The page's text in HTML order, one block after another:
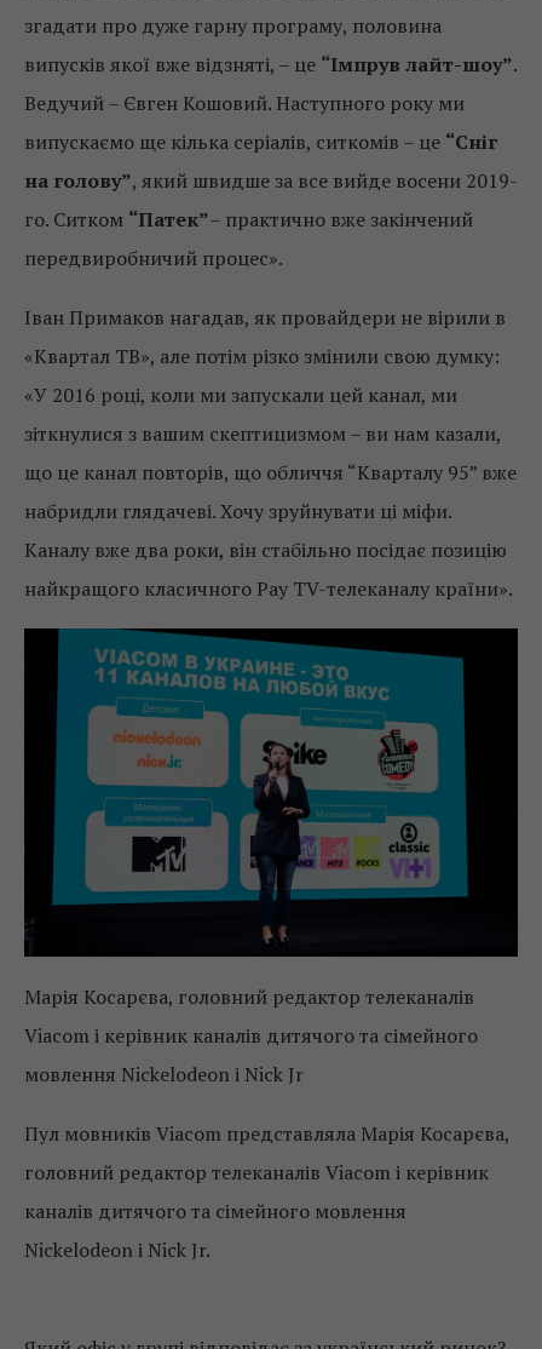
згадати про дуже гарну програму, половина
випусків якої вже відзняті, – це “Імпрув лайт-шоу”.
Ведучий – Євген Кошовий. Наступного року ми
випускаємо ще кілька серіалів, ситкомів – це “Сніг
на голову”, який швидше за все вийде восени 2019-
го. Ситком “Патек”– практично вже закінчений
передвиробничий процес».
Іван Примаков нагадав, як провайдери не вірили в
«Квартал ТВ», але потім різко змінили свою думку:
«У 2016 році, коли ми запускали цей канал, ми
зіткнулися з вашим скептицизмом – ви нам казали,
що це канал повторів, що обличчя “Кварталу 95” вже
набридли глядачеві. Хочу зруйнувати ці міфи.
Каналу вже два роки, він стабільно посідає позицію
найкращого класичного Pay TV-телеканалу країни».
Марія Косарєва, головний редактор телеканалів
Viacom і керівник каналів дитячого та сімейного
мовлення Nickelodeon і Nick Jr
Пул мовників Viacom представляла Марія Косарєва,
головний редактор телеканалів Viacom і керівник
каналів дитячого та сімейного мовлення
Nickelodeon і Nick Jr.